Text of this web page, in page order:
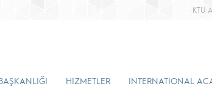
KTÜ
HİZMETLER INTERNATİONAL